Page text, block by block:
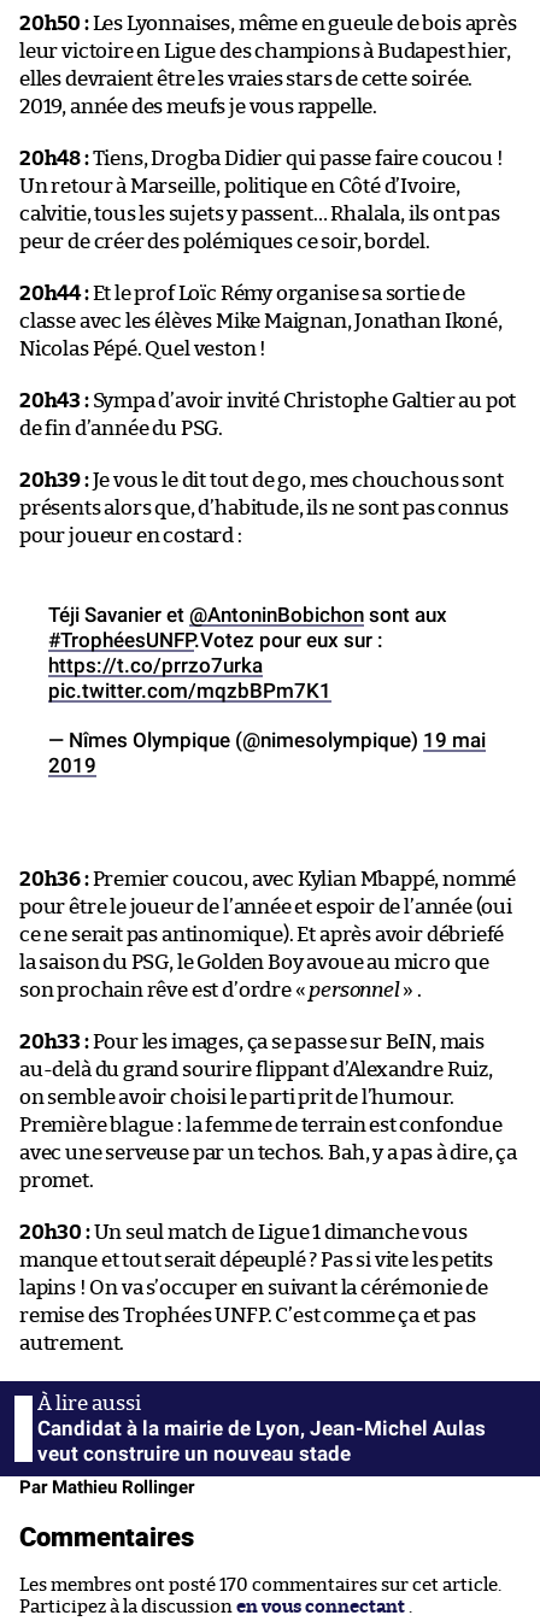
20h50 :Les Lyonnaises, même en gueule de bois après
leur victoire en Ligue des champions à Budapest hier,
elles devraient être les vraies stars de cette soirée.
2019, année des meufs je vous rappelle.
20h48 :Tiens, Drogba Didier qui passe faire coucou !
Un retour à Marseille, politique en Côté d’Ivoire,
calvitie, tous les sujets y passent… Rhalala, ils ont pas
peur de créer des polémiques ce soir, bordel.
20h44 :Et le prof Loïc Rémy organise sa sortie de
classe avec les élèves Mike Maignan, Jonathan Ikoné,
Nicolas Pépé. Quel veston !
20h43 :Sympa d’avoir invité Christophe Galtier au pot
de fin d’année du PSG.
20h39 :Je vous le dit tout de go, mes chouchous sont
présents alors que, d’habitude, ils ne sont pas connus
pour joueur en costard :
Téji Savanier et @AntoninBobichon sont aux
#TrophéesUNFP.Votez pour eux sur :
https://t.co/prrzo7urka
pic.twitter.com/mqzbBPm7K1
— Nîmes Olympique (@nimesolympique) 19 mai
2019
20h36 :Premier coucou, avec Kylian Mbappé, nommé
pour être le joueur de l’année et espoir de l’année (oui
ce ne serait pas antinomique). Et après avoir débriefé
la saison du PSG, le Golden Boy avoue au micro que
son prochain rêve est d’ordre « personnel» .
20h33 :Pour les images, ça se passe sur BeIN, mais
au-delà du grand sourire flippant d’Alexandre Ruiz,
on semble avoir choisi le parti prit de l’humour.
Première blague : la femme de terrain est confondue
avec une serveuse par un techos. Bah, y a pas à dire, ça
promet.
20h30 :Un seul match de Ligue 1 dimanche vous
manque et tout serait dépeuplé ? Pas si vite les petits
lapins ! On va s’occuper en suivant la cérémonie de
remise des Trophées UNFP. C’est comme ça et pas
autrement.
Candidat à la mairie de Lyon, Jean-Michel Aulas
veut construire un nouveau stade
Par Mathieu Rollinger
Commentaires
Les membres ont posté 170 commentaires sur cet article.
Participez à la discussion en vous connectant